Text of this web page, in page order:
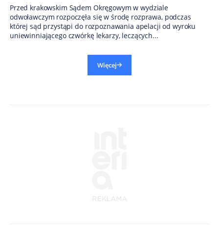
Przed krakowskim Sądem Okręgowym w wydziale
odwoławczym rozpoczęła się w środę rozprawa, podczas
której sąd przystąpi do rozpoznawania apelacji od wyroku
uniewinniającego czwórkę lekarzy, leczących...
Więcej